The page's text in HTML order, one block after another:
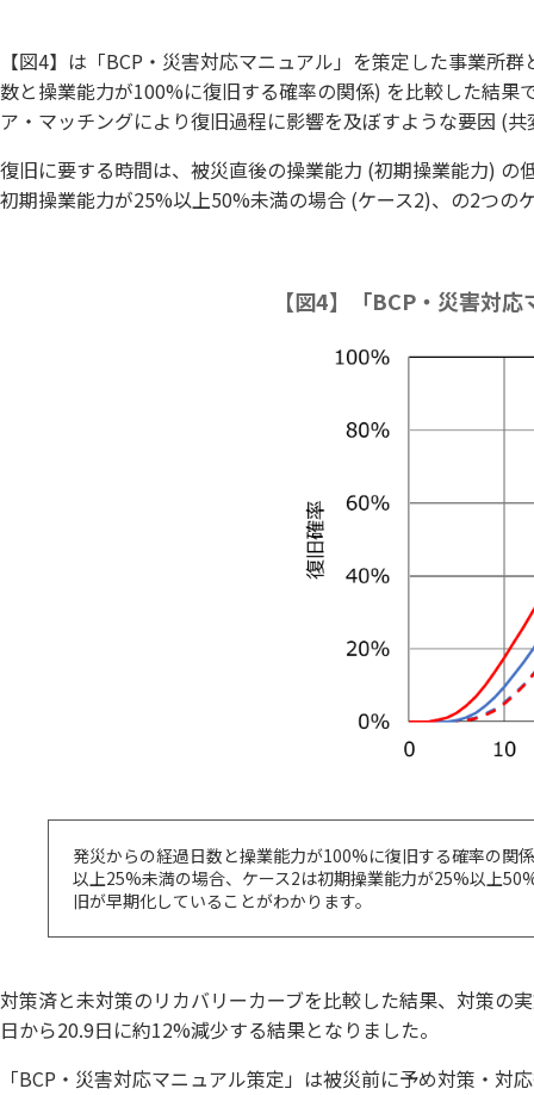
【図4】は「BCP・災害対応マニュアル」を策定した事業所
数と操業能力が100%に復旧する確率の関係) を比較した結
ア・マッチングにより復旧過程に影響を及ぼすような要因 (
復旧に要する時間は、被災直後の操業能力 (初期操業能力)
初期操業能力が25%以上50%未満の場合 (ケース2)、の2つの
【図4】「BCP・災害対
発災からの経過日数と操業能力が100%に復旧する確率の関
以上25%未満の場合、ケース2は初期操業能力が25%以上
旧が早期化していることがわかります。
対策済と未対策のリカバリーカーブを比較した結果、対策の
日から20.9日に約12%減少する結果となりました。
「BCP・災害対応マニュアル策定」は被災前に予め対策・